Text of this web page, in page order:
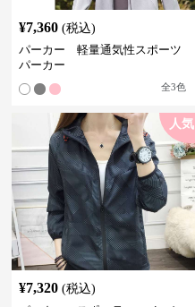
¥7,360 (税込)
パーカー 軽量通気性スポーツ
パーカー
全3色
人気
¥7,320 (税込)